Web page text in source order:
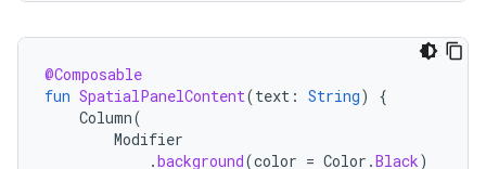
@Composable
fun SpatialPanelContent(text : String)
{
Column(
Modifier
.background(color = Color .Black)